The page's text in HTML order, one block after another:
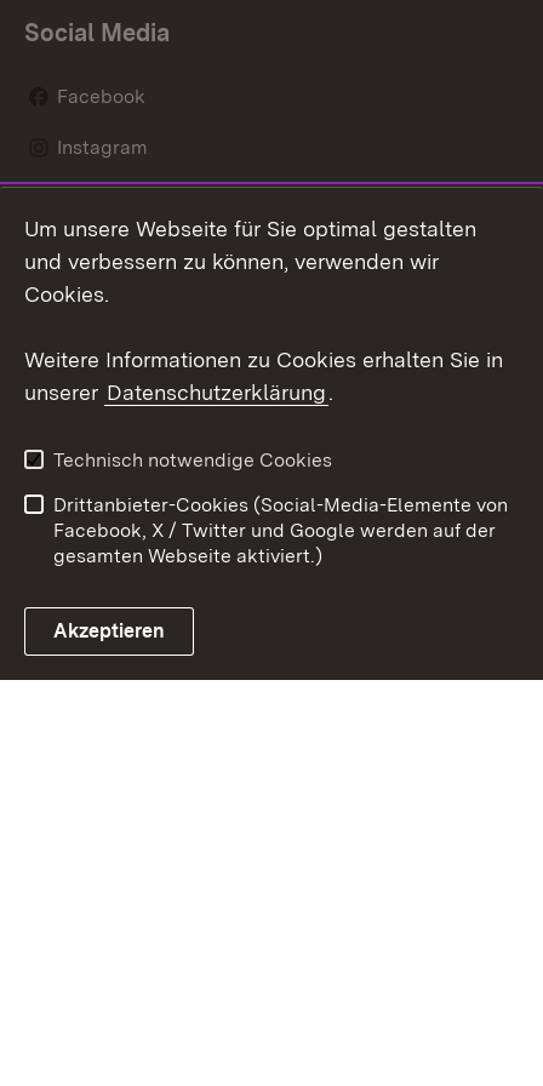
Social Media
Facebook
Instagram
Mastodon
Youtube
Link zum Landesportal
Kontakt
Datenschutz
Barrierefreiheit
Impressum Cookies
Um unsere Webseite für Sie optimal gestalten
und verbessern zu können, verwenden wir
Cookies.
Weitere Informationen zu Cookies erhalten Sie in
unserer Datenschutzerklärung.
Technisch notwendige Cookies
Drittanbieter-Cookies (Social-Media-Elemente von
Facebook, X / Twitter und Google werden auf der
gesamten Webseite aktiviert.)
Akzeptieren